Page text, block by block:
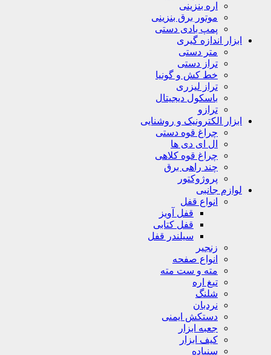
اره بنزینی
موتور برق بنزینی
پمپ بادی دستی
ابزار اندازه گیری
متر دستی
تراز دستی
خط کش و گونیا
تراز لیزری
باسکول دیجیتال
ترازو
ابزار الکترونیک و روشنایی
چراغ قوه دستی
ال ای دی ها
چراغ قوه کلاهی
چند راهی برق
پروژوکتور
لوازم جانبی
انواع قفل
قفل آویز
قفل کتابی
سیلندر قفل
زنجیر
انواع صفحه
مته و ست مته
تیغ اره
شلنگ
نردبان
دستکش ایمنی
جعبه ابزار
کیف ابزار
سنباده